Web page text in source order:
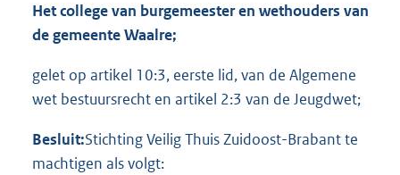
Het college van burgemeester en wethouders van
de gemeente Waalre;
gelet op artikel 10:3, eerste lid, van de Algemene
wet bestuursrecht en artikel 2:3 van de Jeugdwet;
Besluit:Stichting Veilig Thuis Zuidoost-Brabant te
machtigen als volgt: